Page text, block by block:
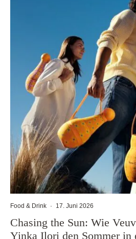
Food & Drink · 17. Juni 2026
Chasing the Sun: Wie
Yinka Ilori den Sommer in